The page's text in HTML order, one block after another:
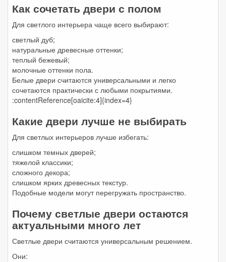
Как сочетать двери с полом
Для светлого интерьера чаще всего выбирают:
светлый дуб;
натуральные древесные оттенки;
теплый бежевый;
молочные оттенки пола.
Белые двери считаются универсальными и легко
сочетаются практически с любыми покрытиями.
:contentReference[oaicite:4]{index=4}
Какие двери лучше не выбирать
Для светлых интерьеров лучше избегать:
слишком темных дверей;
тяжелой классики;
сложного декора;
слишком ярких древесных текстур.
Подобные модели могут перегружать пространство.
Почему светлые двери остаются
актуальными много лет
Светлые двери считаются универсальным решением.
Они: